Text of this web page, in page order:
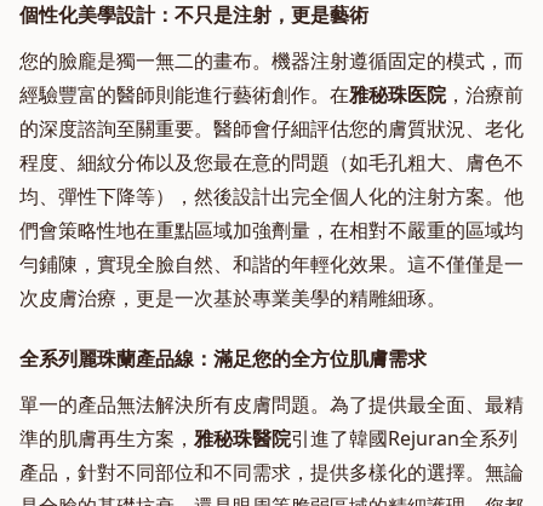
個性化美學設計：不只是注射，更是藝術
您的臉龐是獨一無二的畫布。機器注射遵循固定的模式，而
經驗豐富的醫師則能進行藝術創作。在雅秘珠医院，治療前
的深度諮詢至關重要。醫師會仔細評估您的膚質狀況、老化
程度、細紋分佈以及您最在意的問題（如毛孔粗大、膚色不
均、彈性下降等），然後設計出完全個人化的注射方案。他
們會策略性地在重點區域加強劑量，在相對不嚴重的區域均
勻鋪陳，實現全臉自然、和諧的年輕化效果。這不僅僅是一
次皮膚治療，更是一次基於專業美學的精雕細琢。
全系列麗珠蘭產品線：滿足您的全方位肌膚需求
單一的產品無法解決所有皮膚問題。為了提供最全面、最精
準的肌膚再生方案， 雅秘珠醫院引進了韓國Rejuran全系列
產品，針對不同部位和不同需求，提供多樣化的選擇。無論